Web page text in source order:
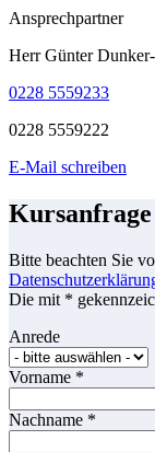
Ansprechpartner
Herr Günter
0228 5559233
0228 5559222
E-Mail schreiben
Kursanfrage
Bitte beachten Sie
Die mit *
Anrede
Vorname *
Nachname *